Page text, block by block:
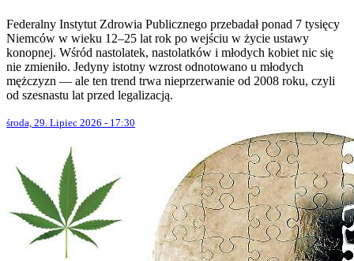
Federalny Instytut Zdrowia Publicznego przebadał ponad 7 tysięcy
Niemców w wieku 12–25 lat rok po wejściu w życie ustawy
konopnej. Wśród nastolatek, nastolatków i młodych kobiet nic się
nie zmieniło. Jedyny istotny wzrost odnotowano u młodych
mężczyzn — ale ten trend trwa nieprzerwanie od 2008 roku, czyli
od szesnastu lat przed legalizacją.
środa, 29. Lipiec 2026 - 17:30